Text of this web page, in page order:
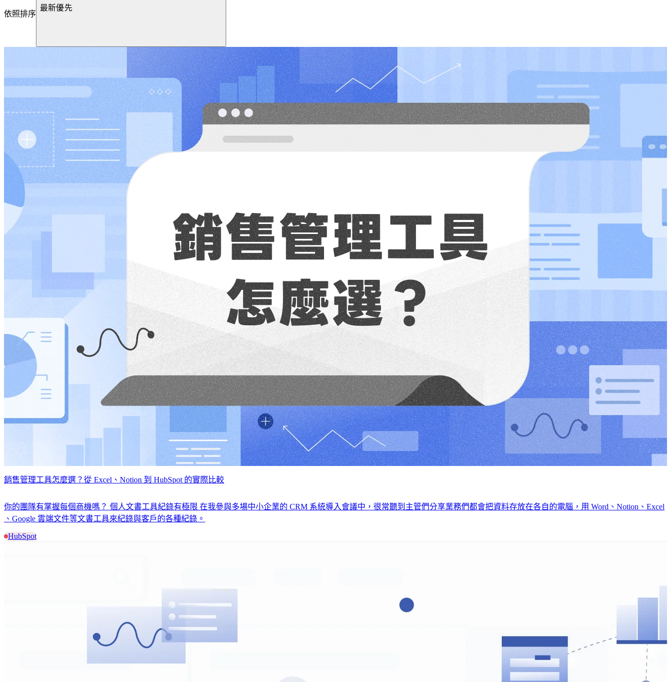
依照排序
最新優先
銷售管理工具怎麼選？從 Excel、Notion 到 HubSpot 的實際比較
你的團隊有掌握每個商機嗎？ 個人文書工具紀錄有極限 在我參與多場中小企業的 CRM 系統導入會議中，很常聽到主管們分享業務們都會把資料存放在各自的電腦，用 Word、Notion、Excel
、Google 雲端文件等文書工具來紀錄與客戶的各種紀錄。
HubSpot